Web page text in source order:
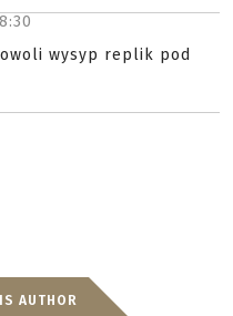
wysyp replik pod
AUTHOR